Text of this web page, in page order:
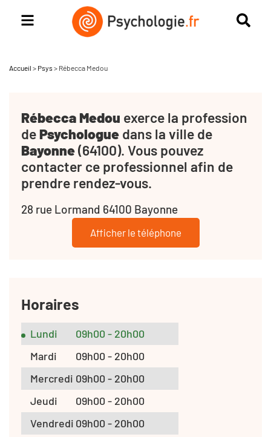
Accueil > Psys > Rébecca Medou
Rébecca Medou exerce la profession
dePsychologue dans la ville de
Bayonne(64100). Vous pouvez
contacter ce professionnel afin de
prendre rendez-vous.
28 rue Lormand 64100 Bayonne
Afficher le téléphone
Horaires
Lundi
09h00 - 20h00
Mardi
09h00 - 20h00
Mercredi 09h00 - 20h00
Jeudi
09h00 - 20h00
Vendredi 09h00 - 20h00